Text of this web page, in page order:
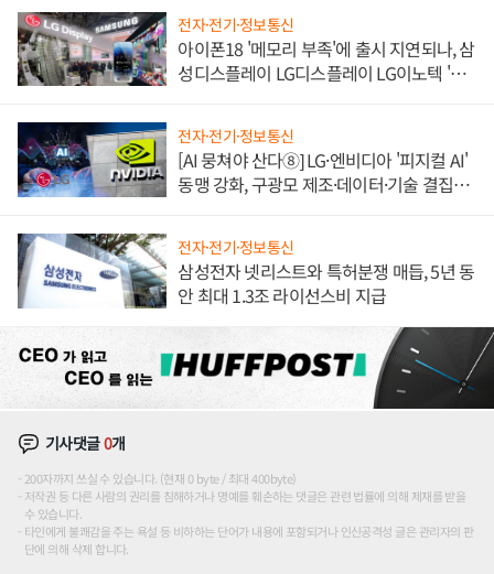
전자·전기·정보통신
아이폰18 '메모리 부족'에 출시 지연되나, 삼
성디스플레이 LG디스플레이 LG이노텍 '탈
전자·전기·정보통신
[AI 뭉쳐야 산다⑧] LG·엔비디아 '피지컬 AI'
동맹 강화, 구광모 제조·데이터·기술 결집
전자·전기·정보통신
삼성전자 넷리스트와 특허분쟁 매듭, 5년 동
안 최대 1.3조 라이선스비 지급
기사댓글0개
200자까지 쓰실 수 있습니다. (현재 0 byte / 최대 400byte)
저작권 등 다른 사람의 권리를 침해하거나 명예를 훼손하는 댓글은 관련 법률에 의해 제재를 받을
수 있습니다.
타인에게 불쾌감을 주는 욕설 등 비하하는 단어가 내용에 포함되거나 인신공격성 글은 관리자의 판
단에 의해 삭제 합니다.